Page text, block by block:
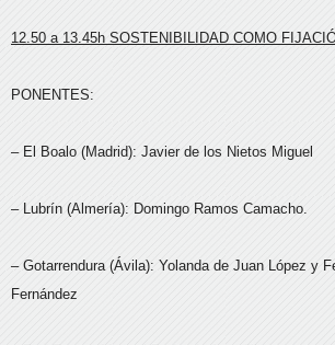
12.50 a 13.45h SOSTENIBILIDAD COMO
PONENTES:
– El Boalo (Madrid): Javier de los Nietos Miguel
– Lubrín (Almería): Domingo Ramos Camacho.
– Gotarrendura (Ávila): Yolanda de Juan López y
Fernández